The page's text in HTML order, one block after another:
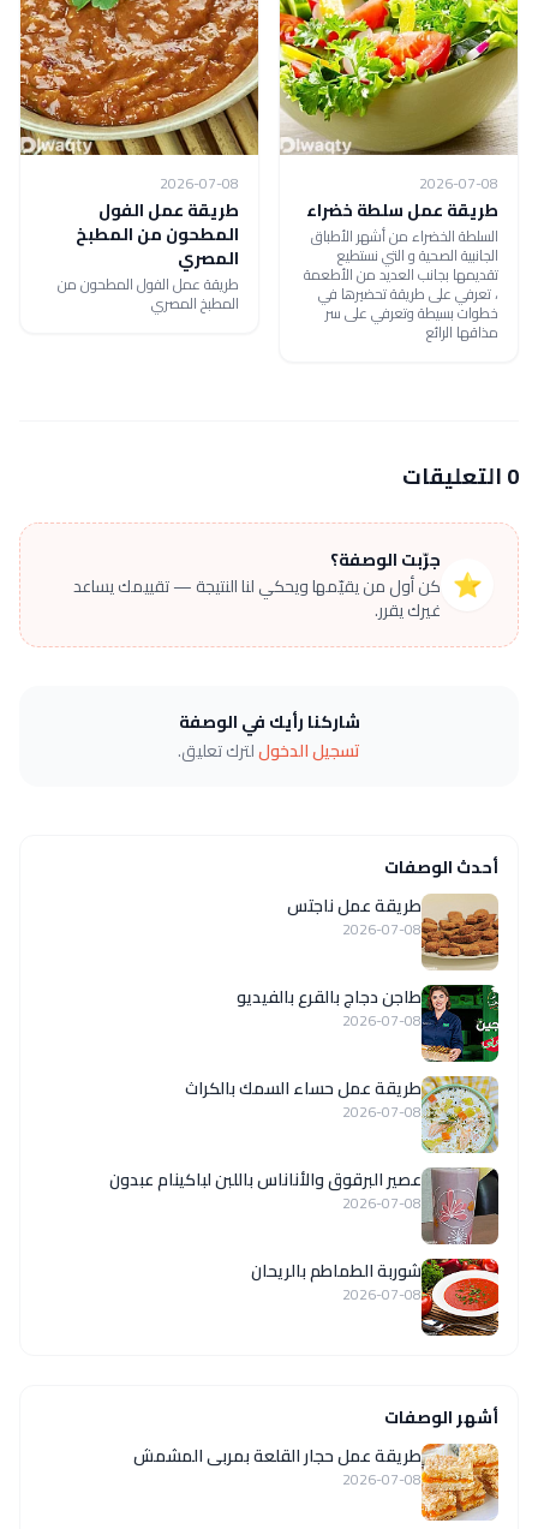
2026-07-08
طريقة عمل سلطة خضراء
السلطة الخضراء من أشهر الأطباق
الجانبية الصحية و التي نستطيع
تقديمها بجانب العديد من الأطعمة
، تعرفي على طريقة تحضيرها في
خطوات بسيطة وتعرفي على سر
مذاقها الرائع
2026-07-08
طريقة عمل الفول
المطحون من المطبخ
المصري
طريقة عمل الفول المطحون من
المطبخ المصري
0 التعليقات
⭐
جرّبت الوصفة؟
كن أول من يقيّمها ويحكي لنا النتيجة — تقييمك يساعد
غيرك يقرر.
شاركنا رأيك في الوصفة
تسجيل الدخوللترك تعليق.
أحدث الوصفات
طريقة عمل ناجتس
2026-07-08
طاجن دجاج بالقرع بالفيديو
2026-07-08
طريقة عمل حساء السمك بالكراث
2026-07-08
عصير البرقوق والأناناس باللبن لباكينام عبدون
2026-07-08
شوربة الطماطم بالريحان
2026-07-08
أشهر الوصفات
طريقة عمل حجار القلعة بمربى المشمش
2026-07-08